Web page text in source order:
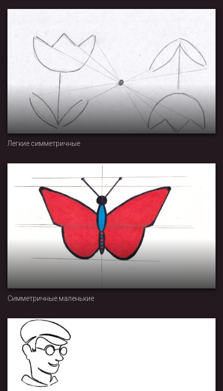
Легкие симметричные
Симметричные маленькие